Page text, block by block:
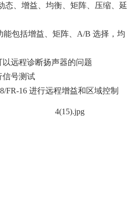
态、增益、均衡、矩阵、压缩、延
能包括增益、矩阵、A/B 选择，均
远程诊断扬声器的问题
信号测试
FR-16 进行远程增益和区域控制